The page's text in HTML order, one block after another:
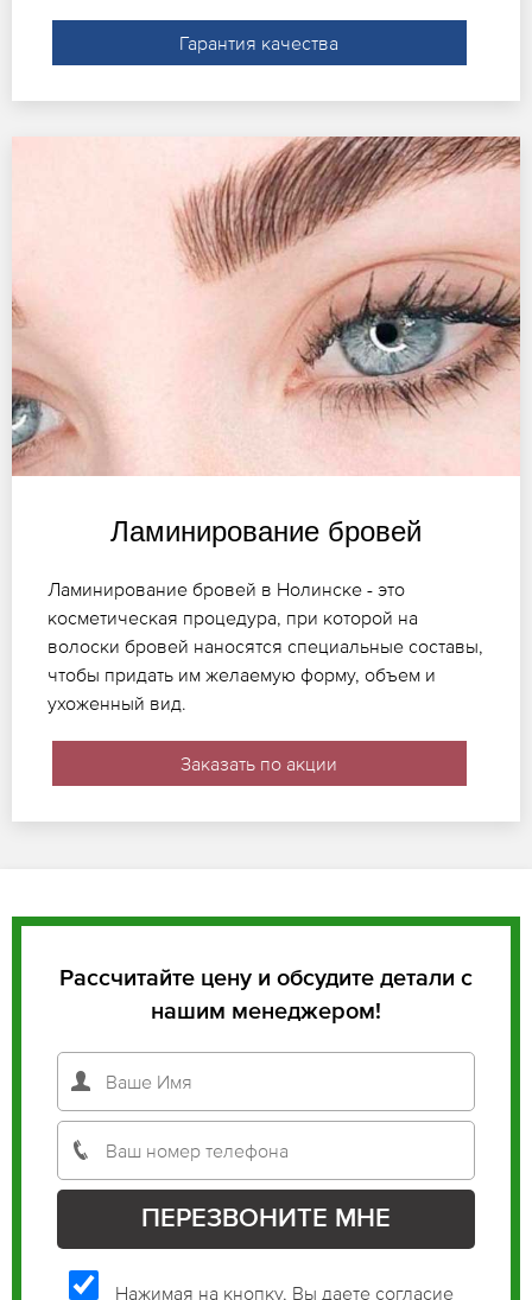
Гарантия качества
Ламинирование бровей
Ламинирование бровей в Нолинске - это
косметическая процедура, при которой на
волоски бровей наносятся специальные составы,
чтобы придать им желаемую форму, объем и
ухоженный вид.
Заказать по акции
Рассчитайте цену и обсудите детали с
нашим менеджером!
Нажимая на кнопку, Вы даете согласие